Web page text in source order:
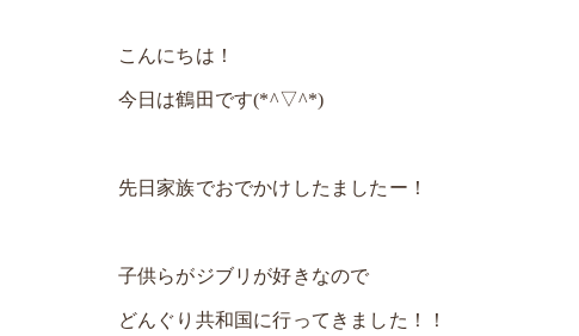
こんにちは！
今日は鶴田です(*^▽^*)
先日家族でおでかけしたましたー！
子供らがジブリが好きなので
どんぐり共和国に行ってきました！！